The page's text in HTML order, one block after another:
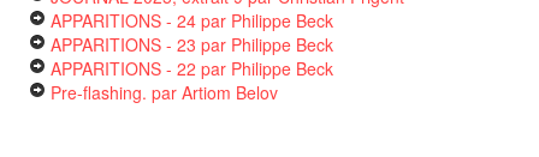
APPARITIONS - 24 par Philippe Beck
APPARITIONS - 23 par Philippe Beck
APPARITIONS - 22 par Philippe Beck
Pre-flashing. par Artiom Belov